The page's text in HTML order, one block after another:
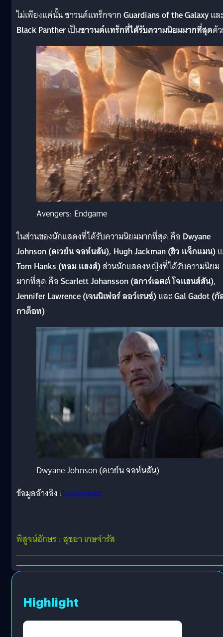
ไม่เพียงแค่นั้น ซาวนด์แทร็กจากGuardians of the Galaxyแล
Black Pantherเป็นซาวนด์แทร็กที่ได้รับความนิยมมากที่สุดด้
Avengers: Endgame
ในส่วนของนักแสดงที่ได้รับความนิยมมากที่สุด คือ Dwyane
Johnson (ดเวย์น จอห์นสัน), Hugh Jackman (ฮิว แจ็กแมน)
Tom Hanks (ทอม แฮงส์)ส่วนนักแสดงหญิงที่ได้รับความนิยม
มากที่สุด คือScarlett Johansson (สการ์เลตต์ โจแฮนส์สัน),
Jennifer Lawrence (เจนนิเฟอร์ ลอว์เรนซ์)และGal Gadot (กั
กาด็อท)
Dwyane Johnson (ดเวย์น จอห์นสัน)
ข้อมูลอ้างอิง : screenrant
พิสูจน์อักษร : สุชยา เกษจำรัส
Highlight